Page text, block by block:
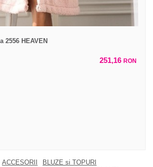
2556 HEAVEN
251,16 RON
ACCESORII
BLUZE si TOPURI